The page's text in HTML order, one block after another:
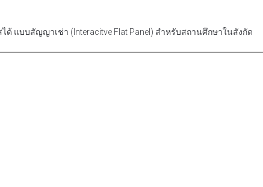
แบบสัญญาเช่า (Interacitve Flat Panel) สำหรับสถานศึกษาในสังกัด